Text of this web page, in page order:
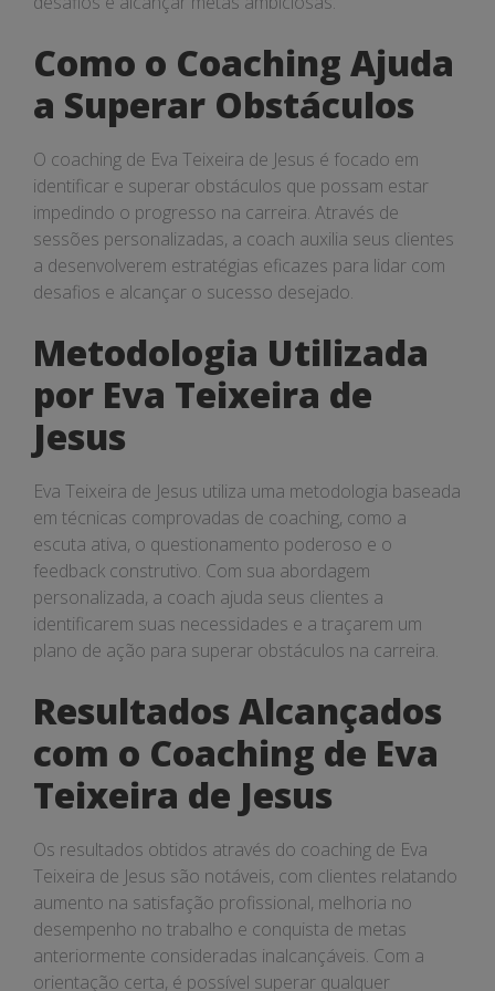
Como o Coaching Ajuda
a Superar Obstáculos
O coaching de Eva Teixeira de Jesus é focado em
identificar e superar obstáculos que possam estar
impedindo o progresso na carreira. Através de
sessões personalizadas, a coach auxilia seus clientes
a desenvolverem estratégias eficazes para lidar com
desafios e alcançar o sucesso desejado.
Metodologia Utilizada
por Eva Teixeira de
Jesus
Eva Teixeira de Jesus utiliza uma metodologia baseada
em técnicas comprovadas de coaching, como a
escuta ativa, o questionamento poderoso e o
feedback construtivo. Com sua abordagem
personalizada, a coach ajuda seus clientes a
identificarem suas necessidades e a traçarem um
plano de ação para superar obstáculos na carreira.
Resultados Alcançados
com o Coaching de Eva
Teixeira de Jesus
Os resultados obtidos através do coaching de Eva
Teixeira de Jesus são notáveis, com clientes relatando
aumento na satisfação profissional, melhoria no
desempenho no trabalho e conquista de metas
anteriormente consideradas inalcançáveis. Com a
orientação certa, é possível superar qualquer